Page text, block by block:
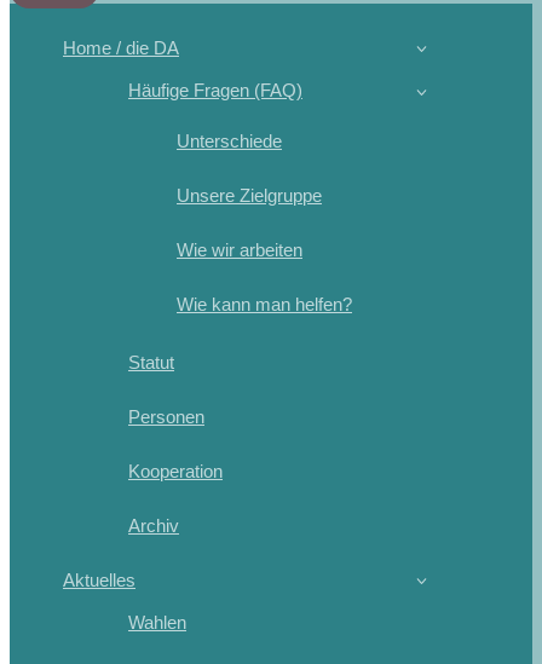
Home / die DA
Häufige Fragen (FAQ)
Unterschiede
Unsere Zielgruppe
Wie wir arbeiten
Wie kann man helfen?
Statut
Personen
Kooperation
Archiv
Aktuelles
Wahlen